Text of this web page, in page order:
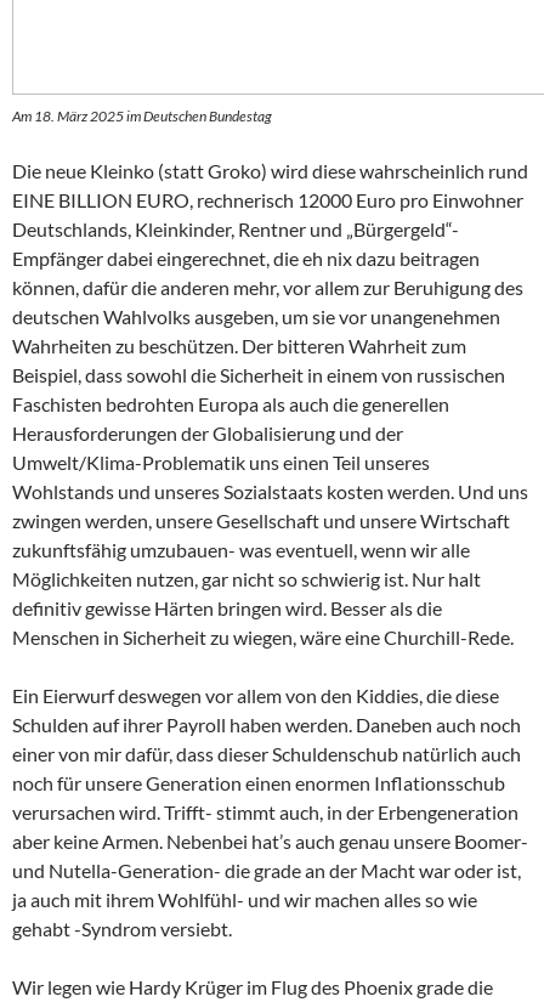
Am 18. März 2025 im Deutschen Bundestag
Die neue Kleinko (statt Groko) wird diese wahrscheinlich rund
EINE BILLION EURO, rechnerisch 12000 Euro pro Einwohner
Deutschlands, Kleinkinder, Rentner und „Bürgergeld“-
Empfänger dabei eingerechnet, die eh nix dazu beitragen
können, dafür die anderen mehr, vor allem zur Beruhigung des
deutschen Wahlvolks ausgeben, um sie vor unangenehmen
Wahrheiten zu beschützen. Der bitteren Wahrheit zum
Beispiel, dass sowohl die Sicherheit in einem von russischen
Faschisten bedrohten Europa als auch die generellen
Herausforderungen der Globalisierung und der
Umwelt/Klima-Problematik uns einen Teil unseres
Wohlstands und unseres Sozialstaats kosten werden. Und uns
zwingen werden, unsere Gesellschaft und unsere Wirtschaft
zukunftsfähig umzubauen- was eventuell, wenn wir alle
Möglichkeiten nutzen, gar nicht so schwierig ist. Nur halt
definitiv gewisse Härten bringen wird. Besser als die
Menschen in Sicherheit zu wiegen, wäre eine Churchill-Rede.
Ein Eierwurf deswegen vor allem von den Kiddies, die diese
Schulden auf ihrer Payroll haben werden. Daneben auch noch
einer von mir dafür, dass dieser Schuldenschub natürlich auch
noch für unsere Generation einen enormen Inflationsschub
verursachen wird. Trifft- stimmt auch, in der Erbengeneration
aber keine Armen. Nebenbei hat’s auch genau unsere Boomer-
und Nutella-Generation- die grade an der Macht war oder ist,
ja auch mit ihrem Wohlfühl- und wir machen alles so wie
gehabt -Syndrom versiebt.
Wir legen wie Hardy Krüger im Flug des Phoenix grade die